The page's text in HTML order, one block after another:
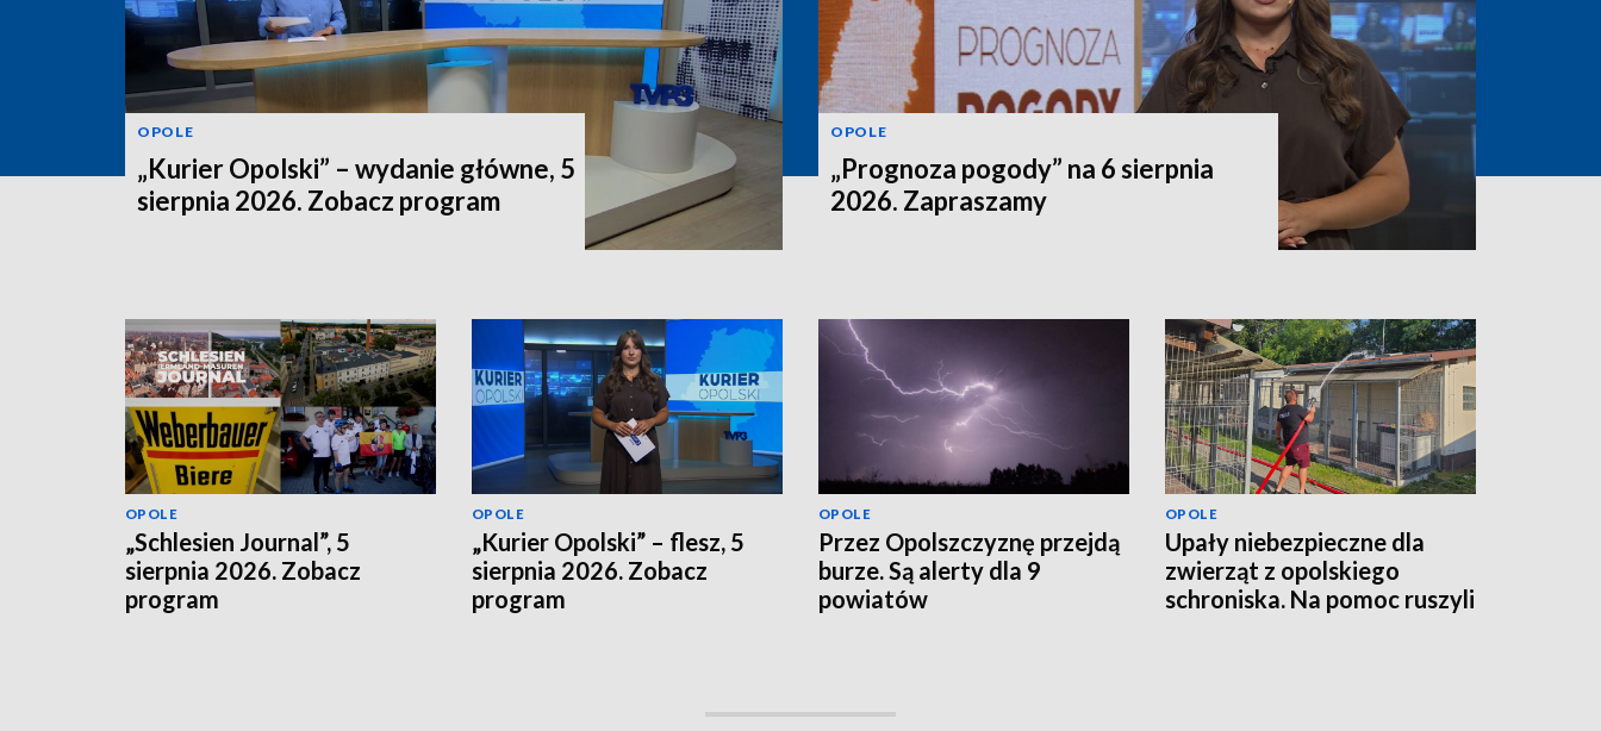
OPOLE
„Kurier Opolski” – wydanie główne, 5
sierpnia 2026. Zobacz program
OPOLE
„Prognoza pogody” na 6 sierpnia
2026. Zapraszamy
OPOLE
„Schlesien Journal”, 5
sierpnia 2026. Zobacz
program
OPOLE
„Kurier Opolski” – flesz, 5
sierpnia 2026. Zobacz
program
OPOLE
Przez Opolszczyznę przejdą
burze. Są alerty dla 9
powiatów
OPOLE
Upały niebezpieczne dla
zwierząt z opolskiego
schroniska. Na pomoc ruszyli